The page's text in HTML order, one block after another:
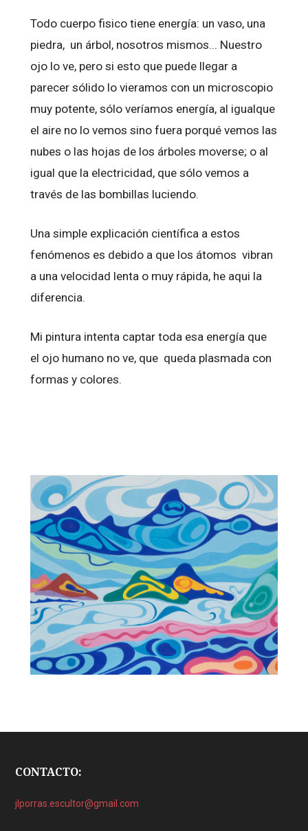
Todo cuerpo fisico tiene energía: un vaso, una
piedra, un árbol, nosotros mismos... Nuestro
ojo lo ve, pero si esto que puede llegar a
parecer sólido lo vieramos con un microscopio
muy potente, sólo veríamos energía, al igualque
el aire no lo vemos sino fuera porqué vemos las
nubes o las hojas de los árboles moverse; o al
igual que la electricidad, que sólo vemos a
través de las bombillas luciendo.
Una simple explicación científica a estos
fenómenos es debido a que los átomos vibran
a una velocidad lenta o muy rápida, he aqui la
diferencia.
Mi pintura intenta captar toda esa energía que
el ojo humano no ve, que queda plasmada con
formas y colores.
CONTACTO:
jlporras.escultor@gmail.com